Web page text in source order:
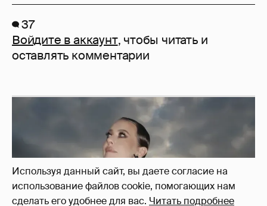
Используя данный сайт, вы даете согласие на
использование файлов cookie, помогающих нам
сделать его удобнее для вас. Читать подробнее
37
Войдите в аккаунт, чтобы читать и
оставлять комментарии